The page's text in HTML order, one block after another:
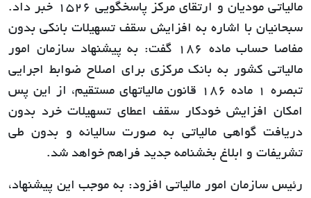
مالیاتی مودیان و ارتقای مرکز پاسخگویی 1526 خبر داد.
سبحانیان با اشاره به افزایش سقف تسهیلات بانکی بدون
مفاصا حساب ماده 186 گفت: به پیشنهاد سازمان امور
مالیاتی کشور به بانک مرکزی برای اصلاح ضوابط اجرایی
تبصره 1 ماده 186 قانون مالیاتهای مستقیم، از این پس
امکان افزایش خودکار سقف اعطای تسهیلات خرد بدون
دریافت گواهی مالیاتی به صورت سالیانه و بدون طی
تشریفات و ابلاغ بخشنامه جدید فراهم خواهد شد.
رئیس سازمان امور مالیاتی افزود: به موجب این پیشنهاد،